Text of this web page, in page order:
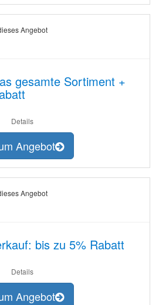
Angebot
gesamte Sortiment +
Details
Angebot
Angebot
bis zu 5% Rabatt
Details
Angebot